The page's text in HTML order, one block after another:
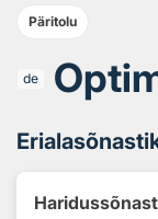
Päritolu
de